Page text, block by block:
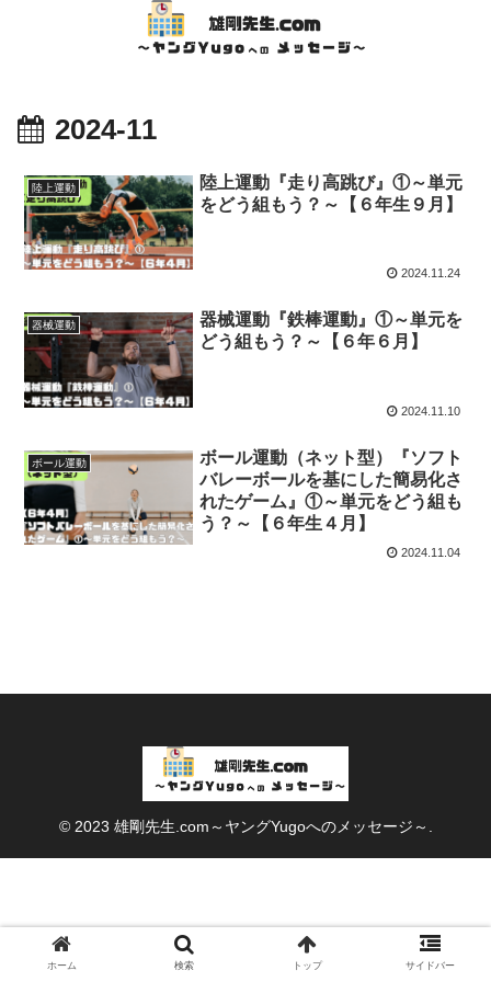
2024-11
陸上運動
陸上運動『走り高跳び』①～単元
をどう組もう？～【６年生９月】
2024.11.24
器械運動
器械運動『鉄棒運動』①～単元を
どう組もう？～【６年６月】
2024.11.10
ボール運動
ボール運動（ネット型）『ソフト
バレーボールを基にした簡易化さ
れたゲーム』①～単元をどう組も
う？～【６年生４月】
2024.11.04
© 2023 雄剛先生.com～ヤングYugoへのメッセージ～.
ホーム 検索 トップ サイドバー